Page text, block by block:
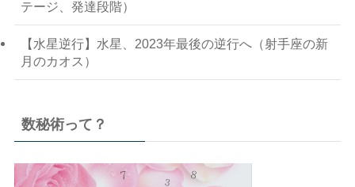
テージ、発達段階）
【水星逆行】水星、2023年最後の逆行へ（射手座の新
月のカオス）
数秘術って？